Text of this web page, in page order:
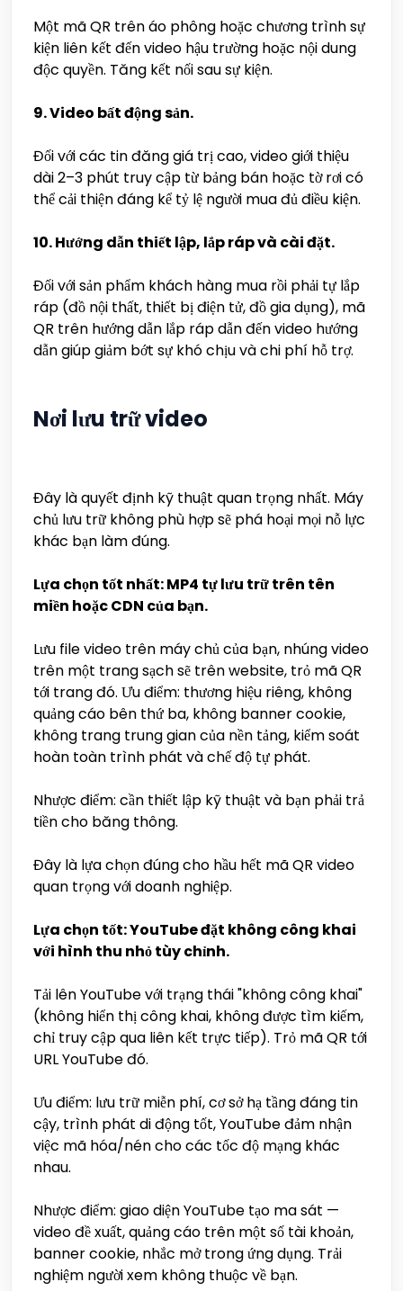
Một mã QR trên áo phông hoặc chương trình sự
kiện liên kết đến video hậu trường hoặc nội dung
độc quyền. Tăng kết nối sau sự kiện.
9. Video bất động sản.
Đối với các tin đăng giá trị cao, video giới thiệu
dài 2–3 phút truy cập từ bảng bán hoặc tờ rơi có
thể cải thiện đáng kể tỷ lệ người mua đủ điều kiện.
10. Hướng dẫn thiết lập, lắp ráp và cài đặt.
Đối với sản phẩm khách hàng mua rồi phải tự lắp
ráp (đồ nội thất, thiết bị điện tử, đồ gia dụng), mã
QR trên hướng dẫn lắp ráp dẫn đến video hướng
dẫn giúp giảm bớt sự khó chịu và chi phí hỗ trợ.
Nơi lưu trữ video
Đây là quyết định kỹ thuật quan trọng nhất. Máy
chủ lưu trữ không phù hợp sẽ phá hoại mọi nỗ lực
khác bạn làm đúng.
Lựa chọn tốt nhất: MP4 tự lưu trữ trên tên
miền hoặc CDN của bạn.
Lưu file video trên máy chủ của bạn, nhúng video
trên một trang sạch sẽ trên website, trỏ mã QR
tới trang đó. Ưu điểm: thương hiệu riêng, không
quảng cáo bên thứ ba, không banner cookie,
không trang trung gian của nền tảng, kiểm soát
hoàn toàn trình phát và chế độ tự phát.
Nhược điểm: cần thiết lập kỹ thuật và bạn phải trả
tiền cho băng thông.
Đây là lựa chọn đúng cho hầu hết mã QR video
quan trọng với doanh nghiệp.
Lựa chọn tốt: YouTube đặt không công khai
với hình thu nhỏ tùy chỉnh.
Tải lên YouTube với trạng thái "không công khai"
(không hiển thị công khai, không được tìm kiếm,
chỉ truy cập qua liên kết trực tiếp). Trỏ mã QR tới
URL YouTube đó.
Ưu điểm: lưu trữ miễn phí, cơ sở hạ tầng đáng tin
cậy, trình phát di động tốt, YouTube đảm nhận
việc mã hóa/nén cho các tốc độ mạng khác
nhau.
Nhược điểm: giao diện YouTube tạo ma sát —
video đề xuất, quảng cáo trên một số tài khoản,
banner cookie, nhắc mở trong ứng dụng. Trải
nghiệm người xem không thuộc về bạn.